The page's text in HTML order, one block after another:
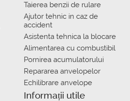
Taierea benzii de rulare
Ajutor tehnic in caz de
accident
Asistenta tehnica la blocare
Alimentarea cu combustibil
Pornirea acumulatorului
Repararea anvelopelor
Echilibrare anvelope
Informații utile